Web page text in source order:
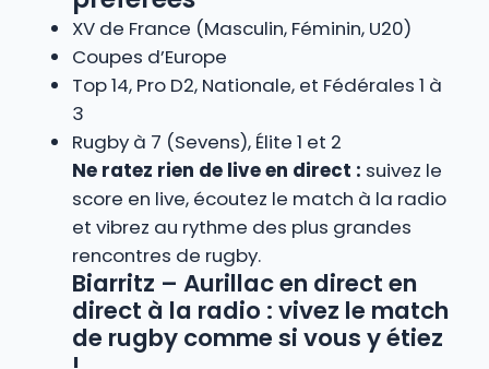
XV de France (Masculin, Féminin, U20)
Coupes d’Europe
Top 14, Pro D2, Nationale, et Fédérales 1 à
3
Rugby à 7 (Sevens), Élite 1 et 2
Ne ratez rien de live en direct : suivez le
score en live, écoutez le match à la radio
et vibrez au rythme des plus grandes
rencontres de rugby.
Biarritz – Aurillac en direct en
direct à la radio : vivez le match
de rugby comme si vous y étiez